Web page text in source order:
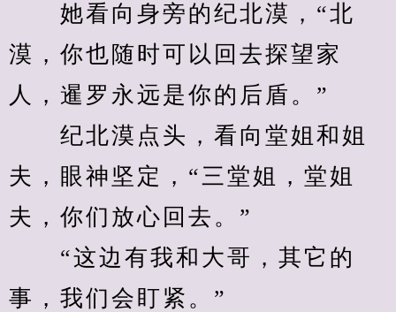
她看向身旁的纪北漠，“北
漠，你也随时可以回去探望家
人，暹罗永远是你的后盾。”
纪北漠点头，看向堂姐和姐
夫，眼神坚定，“三堂姐，堂姐
夫，你们放心回去。”
“这边有我和大哥，其它的
事，我们会盯紧。”